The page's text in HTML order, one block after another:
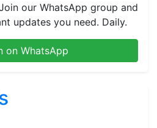
our WhatsApp group and
updates you need. Daily.
on WhatsApp